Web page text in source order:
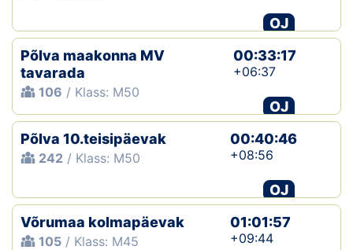
OJ
Põlva maakonna MV
tavarada
106 / Klass: M50
00:33:17
+06:37
OJ
Põlva 10.teisipäevak
242 / Klass: M50
00:40:46
+08:56
OJ
Võrumaa kolmapäevak
105 / Klass: M45
01:01:57
+09:44